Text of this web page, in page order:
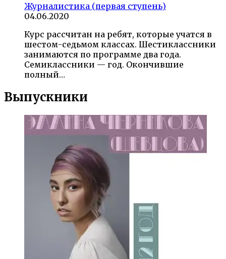
Журналистика (первая ступень)
04.06.2020
Курс рассчитан на ребят, которые учатся в
шестом-седьмом классах. Шестиклассники
занимаются по программе два года.
Семиклассники — год. Окончившие
полный…
Выпускники